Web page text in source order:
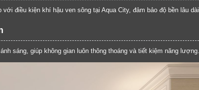
điều kiện khí hậu ven sông tại Aqua City, đảm bảo độ bền lâu dài.
sáng, giúp không gian luôn thông thoáng và tiết kiệm năng lượng.